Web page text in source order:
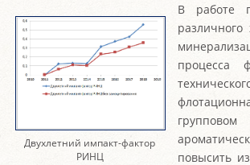
Двухлетний импакт-фактор
РИНЦ
В работе
процесса
повысить